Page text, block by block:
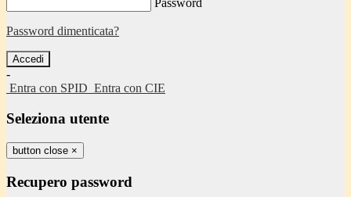
Password
Password dimenticata?
-
Entra con SPID Entra con CIE
Seleziona utente
button close ×
Recupero password